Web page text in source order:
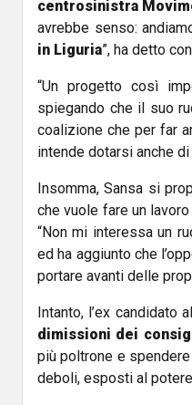
centrosinistra
avrebbe senso:
in Liguria”, ha detto
“Un progetto così
spiegando che il suo
coalizione che per far
intende dotarsi anche
Insomma, Sansa si
che vuole fare un
“Non mi interessa un
ed ha aggiunto che
portare avanti delle
Intanto, l’ex candidato
dimissioni dei
più poltrone e
deboli, esposti al